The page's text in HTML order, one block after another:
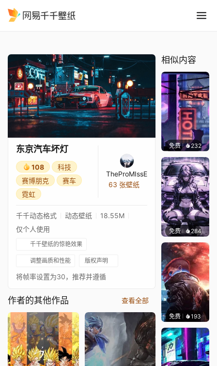
东京汽车坏灯
108
科技
赛博朋克
赛车
霓虹
TheProMIssE
63 张壁纸
千千动态格式 动态壁纸
18.55M
仅个人使用
千千壁纸的惊艳效果
调整画质和性能 版权声明
将帧率设置为30，推荐并遵循
作者的其他作品 查看全部
相似内容
免费 232鲨鲨啊
免费 284Ado
免费 193